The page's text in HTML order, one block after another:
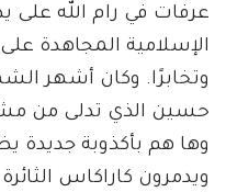
عرفات في رام الله على
الإسلامية المجاهدة على
وتخابرًا. وكان أشهر
حسين الذي تدلى من
وها هم بأكذوبة جديدة
ويدمرون كاراكاس